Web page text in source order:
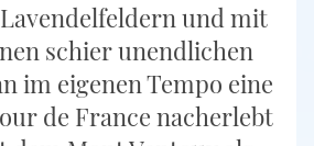
und mit
schier unendlichen
im eigenen Tempo eine
de France nacherlebt